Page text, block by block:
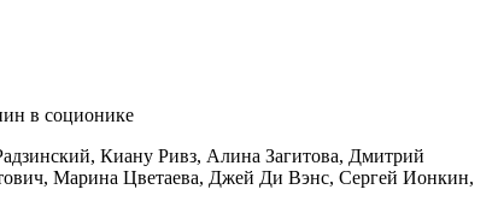
Киану Ривз, Алина Загитова, Дмитрий
Марина Цветаева, Джей Ди Вэнс, Сергей Ионкин,